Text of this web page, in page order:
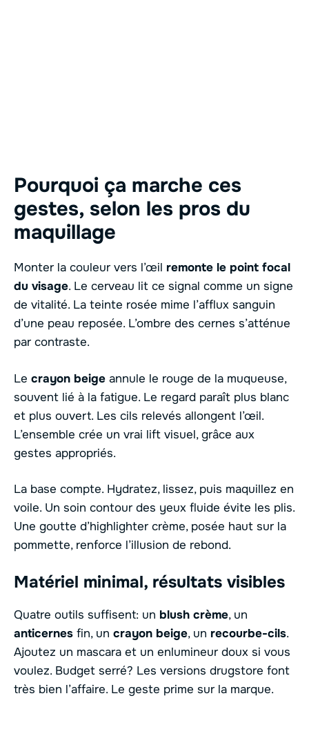
Pourquoi ça marche ces
gestes, selon les pros du
maquillage
Monter la couleur vers l’œil remonte le point focal
du visage. Le cerveau lit ce signal comme un signe
de vitalité. La teinte rosée mime l’afflux sanguin
d’une peau reposée. L’ombre des cernes s’atténue
par contraste.
Le crayon beige annule le rouge de la muqueuse,
souvent lié à la fatigue. Le regard paraît plus blanc
et plus ouvert. Les cils relevés allongent l’œil.
L’ensemble crée un vrai lift visuel, grâce aux
gestes appropriés.
La base compte. Hydratez, lissez, puis maquillez en
voile. Un soin contour des yeux fluide évite les plis.
Une goutte d’highlighter crème, posée haut sur la
pommette, renforce l’illusion de rebond.
Matériel minimal, résultats visibles
Quatre outils suffisent: un blush crème, un
anticernes fin, un crayon beige, un recourbe-cils.
Ajoutez un mascara et un enlumineur doux si vous
voulez. Budget serré? Les versions drugstore font
très bien l’affaire. Le geste prime sur la marque.